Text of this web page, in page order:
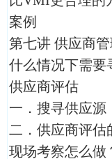
案例
第七讲 供应商
什么情况下需要
供应商评估
一．搜寻供应源
二．供应商评估
现场考察怎么做